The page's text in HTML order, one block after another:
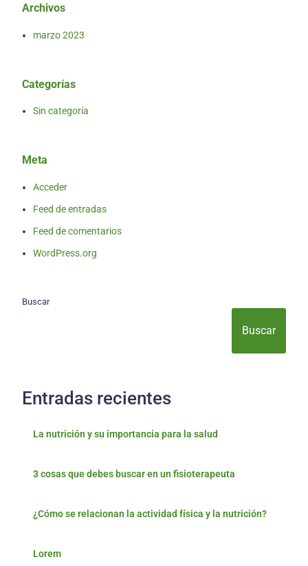
Archivos
marzo 2023
Categorías
Sin categoría
Meta
Acceder
Feed de entradas
Feed de comentarios
WordPress.org
Buscar
Buscar
Entradas recientes
La nutrición y su importancia para la salud
3 cosas que debes buscar en un fisioterapeuta
¿Cómo se relacionan la actividad física y la nutrición?
Lorem